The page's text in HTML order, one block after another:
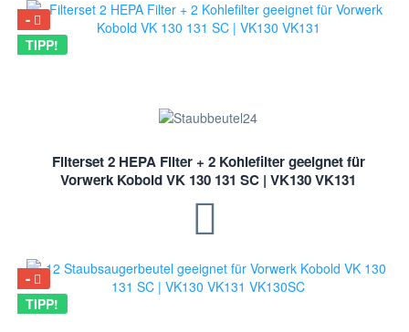
TIPP!
Filterset 2 HEPA Filter + 2 Kohlefilter geeignet für
Vorwerk Kobold VK 130 131 SC | VK130 VK131
TIPP!